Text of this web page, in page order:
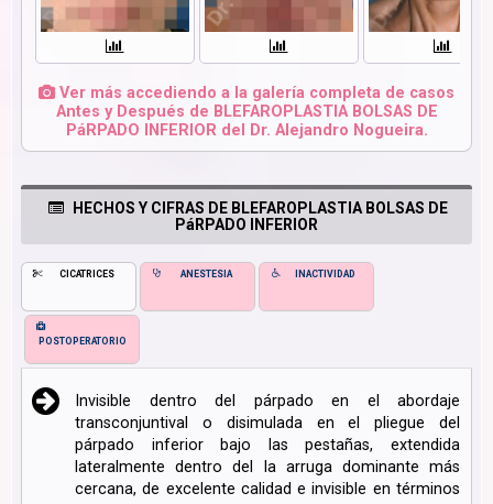
Ver más accediendo a la galería completa de casos
Antes y Después de BLEFAROPLASTIA BOLSAS DE
PáRPADO INFERIOR del Dr. Alejandro Nogueira.
HECHOS Y CIFRAS DE BLEFAROPLASTIA BOLSAS DE
PáRPADO INFERIOR
CICATRICES ANESTESIA INACTIVIDAD
POSTOPERATORIO
Invisible dentro del párpado en el abordaje
transconjuntival o disimulada en el pliegue del
párpado inferior bajo las pestañas, extendida
lateralmente dentro del la arruga dominante más
cercana, de excelente calidad e invisible en términos